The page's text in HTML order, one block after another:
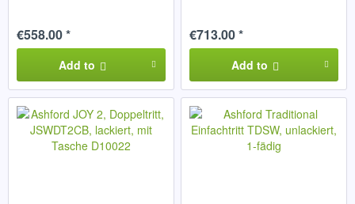
€558.00 *
Add to
€713.00 *
Add to